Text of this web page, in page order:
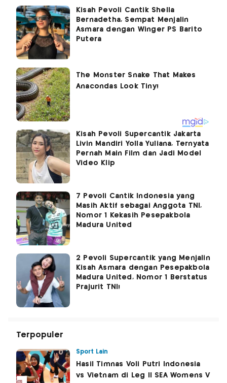
Kisah Pevoli Cantik Shella
Bernadetha, Sempat Menjalin
Asmara dengan Winger PS Barito
Putera
Kisah Pevoli Supercantik Jakarta
Livin Mandiri Yolla Yuliana, Ternyata
Pernah Main Film dan Jadi Model
Video Klip
7 Pevoli Cantik Indonesia yang
Masih Aktif sebagai Anggota TNI,
Nomor 1 Kekasih Pesepakbola
Madura United
2 Pevoli Supercantik yang Menjalin
Kisah Asmara dengan Pesepakbola
Madura United, Nomor 1 Berstatus
Prajurit TNI!
Terpopuler
Sport Lain
Hasil Timnas Voli Putri Indonesia
vs Vietnam di Leg II SEA Womens V